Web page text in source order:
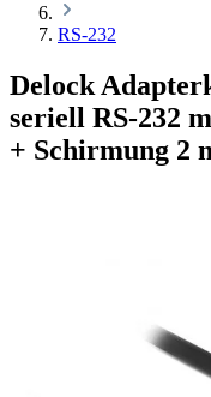
RS-232
Delock
seriell RS-232
+ Schirmung 2